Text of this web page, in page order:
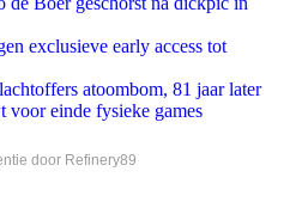
exclusieve early access tot
atoombom, 81 jaar later
voor einde fysieke games
door Refinery89